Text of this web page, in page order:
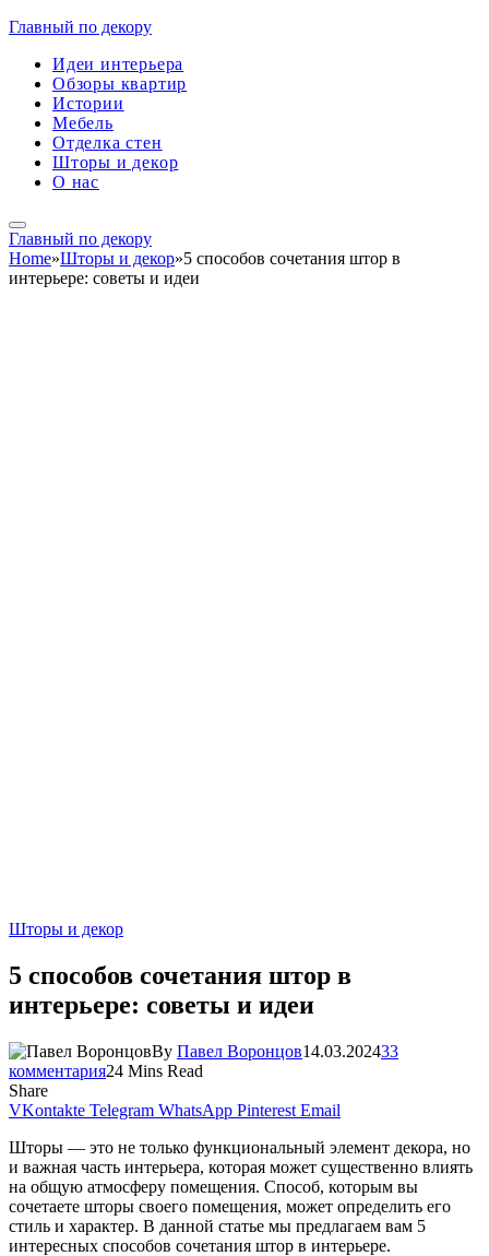
Главный по декору
Идеи интерьера
Обзоры квартир
Истории
Мебель
Отделка стен
Шторы и декор
О нас
Главный по декору
Home»Шторы и декор»5 способов сочетания штор в
интерьере: советы и идеи
Шторы и декор
5 способов сочетания штор в
интерьере: советы и идеи
By Павел Воронцов14.03.202433
комментария24 Mins Read
Share
VKontakte Telegram WhatsApp Pinterest Email
Шторы — это не только функциональный элемент декора, но
и важная часть интерьера, которая может существенно влиять
на общую атмосферу помещения. Способ, которым вы
сочетаете шторы своего помещения, может определить его
стиль и характер. В данной статье мы предлагаем вам 5
интересных способов сочетания штор в интерьере.